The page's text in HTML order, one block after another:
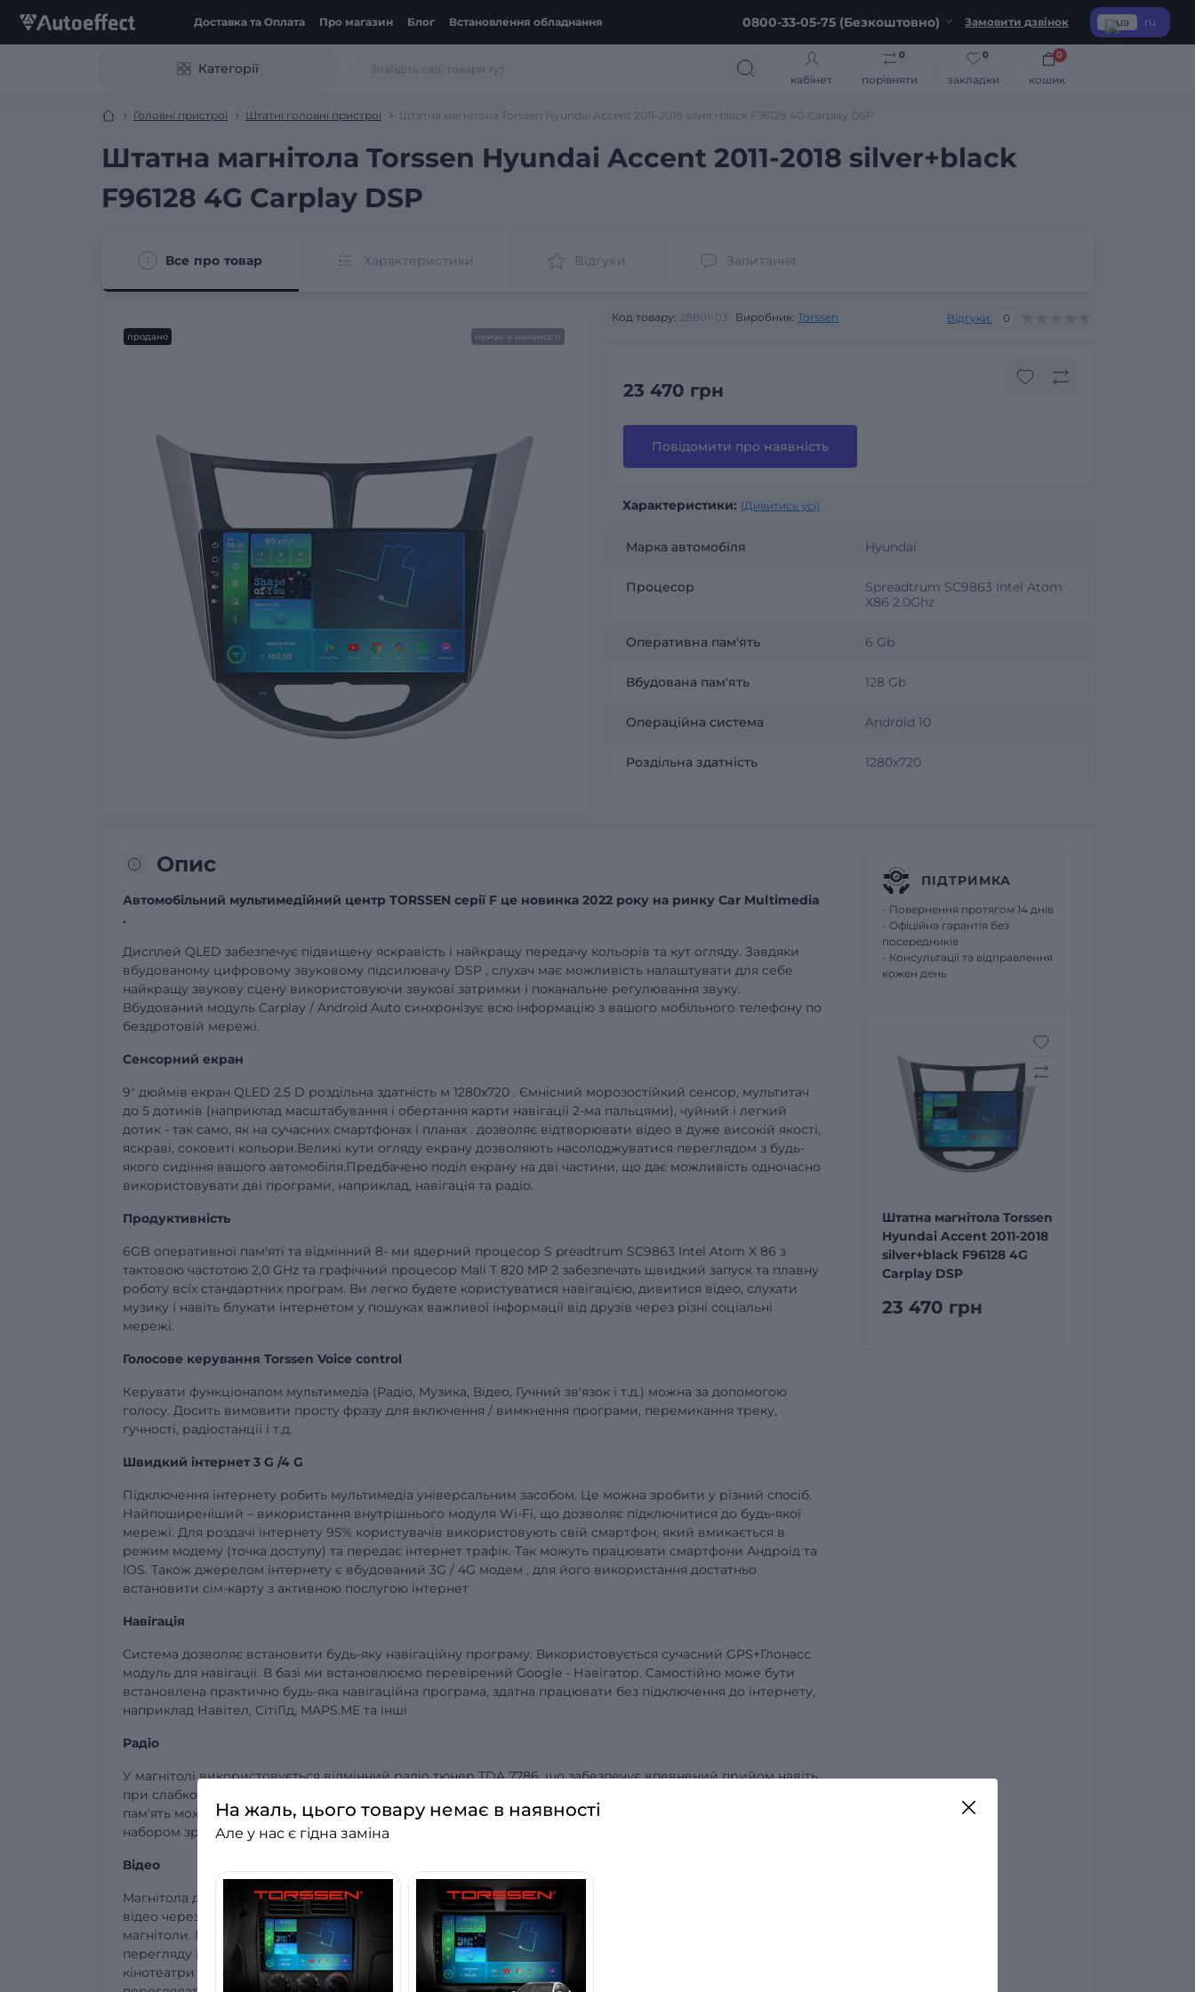
Доставка та Оплата Про магазин Блог Встановлення обладнання 0800-33-05-75 (Безкоштовно) Замовити дзвінок ua ru
Категорії
кабінет порівняти
0
закладки
0
кошик
0
Головні пристрої Штатні головні пристрої Штатна магнітола Torssen Hyundai Accent 2011-2018 silver+black F96128 4G Carplay DSP
Штатна магнітола Torssen Hyundai Accent 2011-2018 silver+black
F96128 4G Carplay DSP
Все про товар Характеристики Відгуки Запитання
продано немає в наявності
Код товару: 28801-03 Виробник: Torssen Відгуки: 0
23 470 грн
Повідомити про наявність
Характеристики: (Дивитись усі)
Марка автомобіля Hyundai
Процесор
Spreadtrum SC9863 Intel Atom
X86 2.0Ghz
Оперативна пам'ять 6 Gb
Вбудована пам'ять 128 Gb
Операційна система Android 10
Роздільна здатність 1280x720
Опис
Автомобільний мультимедійний центр TORSSEN серії F це новинка 2022 року на ринку Car Multimedia
.
Дисплей QLED забезпечує підвищену яскравість і найкращу передачу кольорів та кут огляду. Завдяки
вбудованому цифровому звуковому підсилювачу DSP , слухач має можливість налаштувати для себе
найкращу звукову сцену використовуючи звукові затримки і поканальне регулювання звуку.
Вбудований модуль Carplay / Android Auto синхронізує всю інформацію з вашого мобільного телефону по
бездротовій мережі.
Сенсорний екран
9" дюймів екран QLED 2.5 D роздільна здатність м 1280x720 . Ємнісний морозостійкий сенсор, мультитач
до 5 дотиків (наприклад масштабування і обертання карти навігації 2-ма пальцями), чуйний і легкий
дотик - так само, як на сучасних смартфонах і планах . дозволяє відтворювати відео в дуже високій якості,
яскраві, соковиті кольори.Великі кути огляду екрану дозволяють насолоджуватися переглядом з будь-
якого сидіння вашого автомобіля.Предбачено поділ екрану на дві частини, що дає можливість одночасно
використовувати дві програми, наприклад, навігація та радіо.
Продуктивність
6GB оперативної пам'яті та відмінний 8- ми ядерний процесор S preadtrum SC9863 Intel Atom X 86 з
тактовою частотою 2,0 GHz та графічний процесор Mali T 820 MP 2 забезпечать швидкий запуск та плавну
роботу всіх стандартних програм. Ви легко будете користуватися навігацією, дивитися відео, слухати
музику і навіть блукати інтернетом у пошуках важливої інформації від друзів через різні соціальні
мережі.
Голосове керування Torssen Voice control
Керувати функціоналом мультимедіа (Радіо, Музика, Відео, Гучний зв'язок і т.д.) можна за допомогою
голосу. Досить вимовити просту фразу для включення / вимкнення програми, перемикання треку,
гучності, радіостанції і т.д.
Швидкий інтернет 3 G /4 G
Підключення інтернету робить мультимедіа універсальним засобом. Це можна зробити у різний спосіб.
Найпоширеніший – використання внутрішнього модуля Wi-Fi, що дозволяє підключитися до будь-якої
мережі. Для роздачі інтернету 95% користувачів використовують свій смартфон, який вмикається в
режим модему (точка доступу) та передає інтернет трафік. Так можуть працювати смартфони Андроїд та
IOS. Також джерелом інтернету є вбудований 3G / 4G модем , для його використання достатньо
встановити сім-карту з активною послугою інтернет
Навігація
Система дозволяє встановити будь-яку навігаційну програму. Використовується сучасний GPS+Глонасс
модуль для навігації. В базі ми встановлюємо перевірений Google - Навігатор. Самостійно може бути
встановлена практично будь-яка навігаційна програма, здатна працювати без підключення до інтернету,
наприклад Навітел, СітіГід, MAPS.ME та інші
Радіо
У магнітолі використовується відмінний радіо тюнер TDA 7786, що забезпечує впевнений прийом навіть
при слабкому сигналі. Налаштування станцій здійснюється в автоматичному або ручному режимі. У
пам'ять можна занести 18 станцій FM та 12 станцій AM діапазону. Тюнер має систему RDS, що володіє
набором зручних функцій і дозволяє не пропускати важливу дорожню інформацію.
Відео
Магнітола дозволяє відтворювати різну відеоінформацію з роздільною здатністю до 1080р . Це може бути
відео через USB, записали фільм, серіал, музику або мультфільми для дитини та дивіться на екрані
магнітоли. Перегляд відео через USB, якщо немає підключення до інтернету, а якщо є, то можливості
перегляду відео розширюються! Можна дивитися Youtube, IVI, MEGOGO та будь-які інші інтернет
кінотеатри або використовувати прості телевізійні програми, що дозволяють без передплати
ПІДТРИМКА
- Повернення протягом 14 днів
- Офіційна гарантія без
посередників
- Консультації та відправлення
кожен день
Штатна магнітола Torssen
Hyundai Accent 2011-2018
silver+black F96128 4G
Carplay DSP
23 470 грн
На жаль, цього товару немає в наявності
Але у нас є гідна заміна